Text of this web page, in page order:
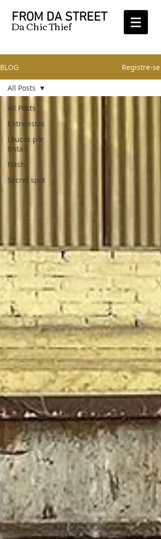
FROM DA STREET
Da Chic Thief
BLOG Registre-se
All Posts
Entrevistas
Loucos por
tinta
Flash
Secret spot
All Posts